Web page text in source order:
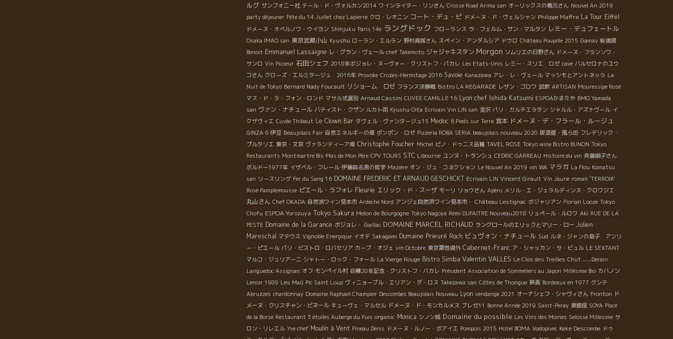
ルグ サンフォニー社 テール・ド・ヴォルカン2014 ワインライター・リンさん Crosse Road Arima san オーリックスの橋元さん Nouvel An 2019
party déjeuner Fête du 14 Juillet chez Lapierre クロ・レオニン コート・デュ・ピ ドメーヌ・ド・ヴェルシャン Philippe Maffre La Tour Eiffel
ドメーヌ・オベルノワ・ウイヨン Shinjuku Paris 14e ラングドック フローランス ラ・フェルム・サン・マルタン レミー・デュフェートル
Osaka IMAO san 東京武蔵小山 Kyushu ローラン・エルラン 野村高城さん スペイン・アンダルシア ドウロ Château Poupille 2015 Gamay 桜満開
Benoit Emmanuel Lassaigne レ・グラン・ヴェール chef Takemoto ジャジャキスタン Morgon ソムリエの日野さん ドメーヌ・フランソワ・
サンロ Vin Picoeur 石田シェフ 2018年ボジョレ・ヌーヴォー・クリストフ・パカレ Les Etats-Unis レミー・スリエ ロゼ cave バルセロナのユウ
コさん クローズ・エルミタージュ 2016年 Provoke Crozes-Hermitage 2016 Savoie Kanazawa アレ・レ・ヴェール マッシモとアントネッラ La
Nuit de Tokyo Bernard Nady Foucault リショーム ロゼ フランス決勝戦 Bistro LA REGARADE レザン・ゴロワ 試飲 ARTISAN Mouressipe Rosé
マス・ド・ラ・フォン・ロンド マサル式選別 Arnaud Cassini CUVEE CAMILLE 16 Lyon chef Ishida Katsumi ESPOAかまたや BMO Yamada
san ヴァン・ナチュール バティスト・クザン ルカト街 Kyushu Oita Ecrivain Vin LIN san 金沢 パリ・カルチエラタン シャルル・アズナヴール イ
クザヴィエ Cuvée Thibaut Le Clown Bar タヴェル・ヴァンタージュ15 Medoc 6 Pieds sur Terre 宮本 ドメーヌ・デ・フラール・ルージュ
GINZA 6 伊豆 Beaujolais Fair 自然エネルギーの畑 ポンポン・ロゼ Pizzeria ROBA SERIA beaujolais nouveau 2020 居酒屋・風ら坊 フレデリック・
プルタリエ 東京・文京 ヴァランティーア畑 Christophe Foucher Michel ピノ・ドゥニス品種 TAVEL ROSE Tokyo wine Bistro BUNON Tokyo
Restaurants Montmartre Bis Mas de Mon Père CPV TOURS STC Libourne ユンヌ・トランシュ CEDRIC GARREAU Histoire du vin 斉藤順子さん
ボルドー1977年 イザベル・フレール 伊藤與志男の哲学 Mazière オン・ジュ・コネクション Le Nouvel An 2019 vin WA マラガ La Flou Komatsu
san リースリング Fer du Sang 16 DOMAINE FREDERIC ET ARNAUD GESCHICKT Ecrivain LIN Vincent Girault Vin Jaune roman 'TERROIR'
Rosé Pamplemousse ピエール・ラフォレ Fleurie エリック・ド・スーザ モーリ リョウさん Apéro メリル・エ・ジェラルディンヌ・クロワジエ
丸山さん Chef OKADA 自然派ワイン見本市 Ardeche Nord アンジェ自然派ワイン見本市・ Château Lestignac ボジャリアン Florian Looze Tokyo
Chofu ESPOA Yorozuya Tokyo Sakura Melon de Bourgogne Tokyo Nagoya Rémi DUFAITRE Nouveau2018 リュペール・ルロワ Aki RUE DE LA
PESTE Domaine de la Garance ボジョレ・ Gaillac DOMAINE MARCEL RICHAUD ラングロールのエリックとマリー・ロー Julien
Mareschal マテウス Vignoble Energique イオデ Sakagami Domaine Prieuré Roch ビュヴォン・ナチュール Sud ルネ・ジャンの息子 アンリ
ー・ピエール パリ・ビストロ・ロバセリア カーブ・オジェ vin Octobre 東京築地場外 Cabernet-Franc ア・シャッカン・サ・ビュル LE SEXTANT
マルコ・ジュリアーニ シャトー・ロック・フォール La Vierge Rouge Bistro Simba Valentin VALLES Le Clos des Treilles Chut ......Derain
Languedoc Assignan オフ モンペイル村 収穫20年記念・クリストフ・パカレ Président Association de Sommeliers au Japon Millésime Bio カバノン
Lenoir 1989 Les Maù Pic Saint Loup ヴィニョーブル・エリアン・ダ・ロス Takezawa san Côtes de Thongue 映画 Bordeaux en 1977 グシテ
Abruzzes chardonnay Domaine Raphael Champier Descombes Beaujolais Nouveau Lyon vendange 2021 オーナシェフ・シャヴィさん Fronton ド
メーヌ・クリスチャン・ビネール キューヴェ・マルセル ドメーヌ・ド・モンカルメス ブレゼ11 Bonne Année 2019 Saint-Peray 東銀座 SOYA Place
de la Borse Restaurant 3 étoiles Auberge du Puis orgamic Monica シノン城 Domaine du possible Les Vins des Moines Selosse Millesime サ
ロン・リレエル Yve chef Moulin à Vent Pineau Denis ドメーヌ・ルノー・ボアイエ Pompois 2015 Hotel BOMA Vodopivec Keke Descombe ドゥ